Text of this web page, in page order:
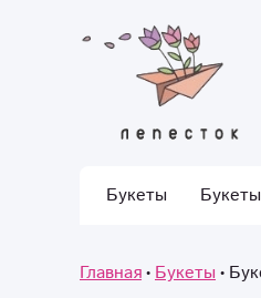
Букеты
Главная Букеты